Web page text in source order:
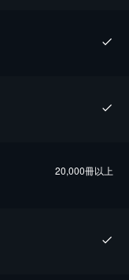
20,000冊以上